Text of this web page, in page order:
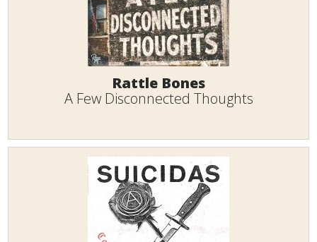
Rattle Bones
A Few Disconnected Thoughts